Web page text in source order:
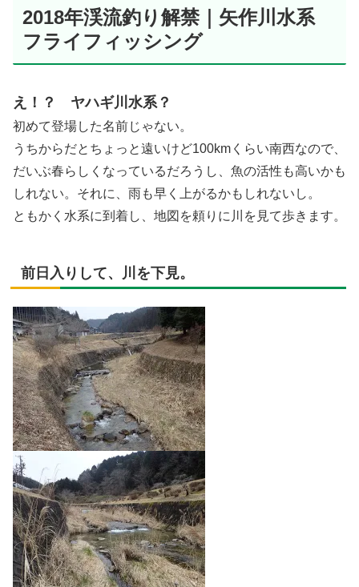
2018年渓流釣り解禁｜矢作川水系
フライフィッシング
え！？ ヤハギ川水系？
初めて登場した名前じゃない。
うちからだとちょっと遠いけど100kmくらい南西なので、
だいぶ春らしくなっているだろうし、魚の活性も高いかも
しれない。それに、雨も早く上がるかもしれないし。
ともかく水系に到着し、地図を頼りに川を見て歩きます。
前日入りして、川を下見。